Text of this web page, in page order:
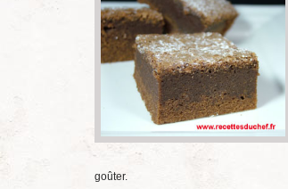
goûter.